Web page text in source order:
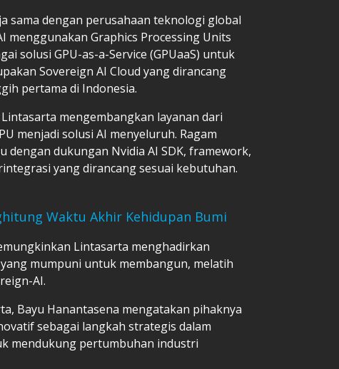
sama dengan perusahaan teknologi global
menggunakan Graphics Processing Units
solusi GPU-as-a-Service (GPUaaS) untuk
Sovereign AI Cloud yang dirancang
pertama di Indonesia.
mengembangkan layanan dari
menjadi solusi AI menyeluruh. Ragam
dengan dukungan Nvidia AI SDK, framework,
yang dirancang sesuai kebutuhan.
Waktu Akhir Kehidupan Bumi
Lintasarta menghadirkan
mumpuni untuk membangun, melatih
AI.
Bayu Hanantasena mengatakan pihaknya
sebagai langkah strategis dalam
mendukung pertumbuhan industri